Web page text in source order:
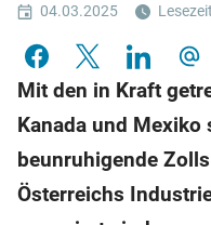
04.03.2025
Mit den in Kraft
Kanada und Mexiko
beunruhigende
Österreichs